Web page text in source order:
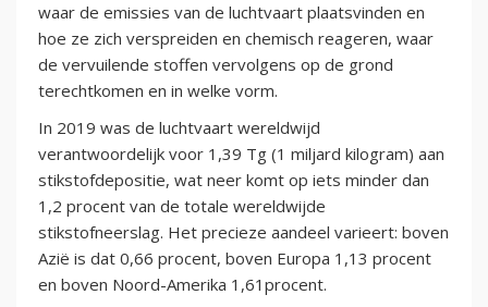
waar de emissies van de luchtvaart plaatsvinden en
hoe ze zich verspreiden en chemisch reageren, waar
de vervuilende stoffen vervolgens op de grond
terechtkomen en in welke vorm.
In 2019 was de luchtvaart wereldwijd
verantwoordelijk voor 1,39 Tg (1 miljard kilogram) aan
stikstofdepositie, wat neer komt op iets minder dan
1,2 procent van de totale wereldwijde
stikstofneerslag. Het precieze aandeel varieert: boven
Azië is dat 0,66 procent, boven Europa 1,13 procent
en boven Noord-Amerika 1,61procent.